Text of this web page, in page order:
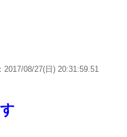
：2017/08/27(日) 20:31:59.51